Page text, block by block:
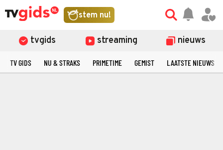
stem nu!
tvgids streaming nieuws
TV GIDS NU & STRAKS PRIMETIME GEMIST LAATSTE NIEUWS